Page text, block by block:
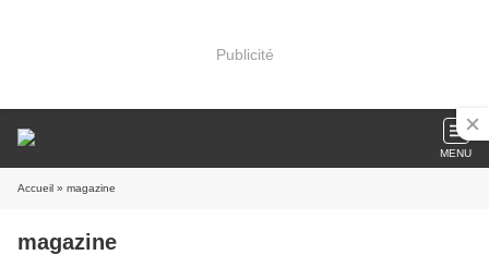
Publicité
MENU
Accueil » magazine
magazine